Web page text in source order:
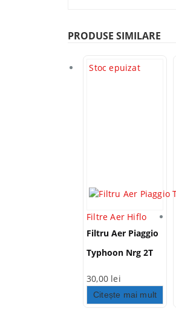
PRODUSE SIMILARE
Stoc epuizat
Filtre Aer Hiflo
Filtru Aer Piaggio
Typhoon Nrg 2T
30,00 lei
Citește mai mult